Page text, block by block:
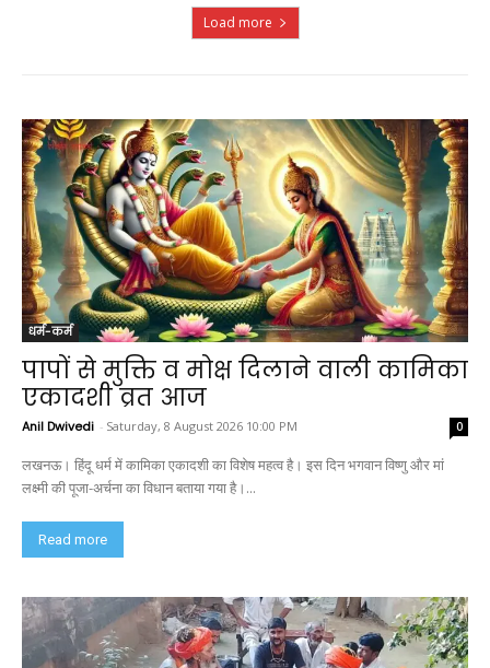
Load more
धर्म-कर्म
पापों से मुक्ति व मोक्ष दिलाने वाली कामिका
एकादशी व्रत आज
Anil Dwivedi - Saturday, 8 August 2026 10:00 PM 0
लखनऊ। हिंदू धर्म में कामिका एकादशी का विशेष महत्व है। इस दिन भगवान विष्णु और मां
लक्ष्मी की पूजा-अर्चना का विधान बताया गया है।...
Read more